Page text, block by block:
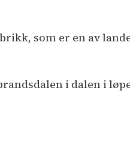
som er en av
i dalen i